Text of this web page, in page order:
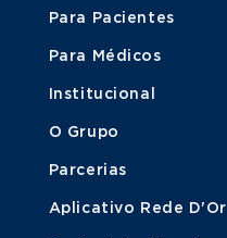
Para Pacientes
Para Médicos
Institucional
O Grupo
Parcerias
Aplicativo Rede D'Or